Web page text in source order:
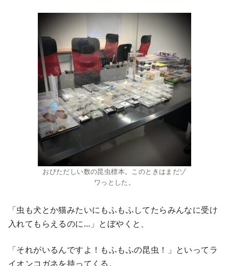
おびただしい数の昆虫標本。このときはまだゾ
ワっとした。
「虫も犬とか猫みたいにもふもふしてたらみんなに受け
入れてもらえるのに…」とぼやくと、
「それがいるんですよ！もふもふの昆虫！」といってラ
イオンコガネを持ってくる。